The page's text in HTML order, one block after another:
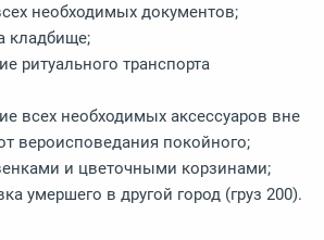
необходимых документов;
кладбище;
ритуального транспорта
всех необходимых аксессуаров вне
вероисповедания покойного;
и цветочными корзинами;
умершего в другой город (груз 200).